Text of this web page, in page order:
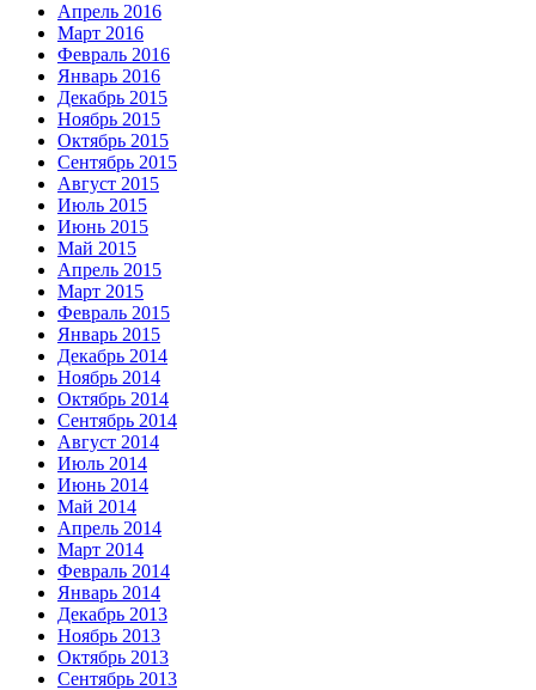
Апрель 2016
Март 2016
Февраль 2016
Январь 2016
Декабрь 2015
Ноябрь 2015
Октябрь 2015
Сентябрь 2015
Август 2015
Июль 2015
Июнь 2015
Май 2015
Апрель 2015
Март 2015
Февраль 2015
Январь 2015
Декабрь 2014
Ноябрь 2014
Октябрь 2014
Сентябрь 2014
Август 2014
Июль 2014
Июнь 2014
Май 2014
Апрель 2014
Март 2014
Февраль 2014
Январь 2014
Декабрь 2013
Ноябрь 2013
Октябрь 2013
Сентябрь 2013